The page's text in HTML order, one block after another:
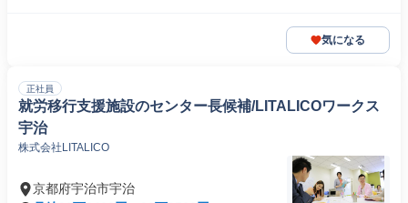
気になる
正社員
就労移行支援施設のセンター長候補/LITALICOワークス
宇治
株式会社LITALICO
京都府宇治市宇治